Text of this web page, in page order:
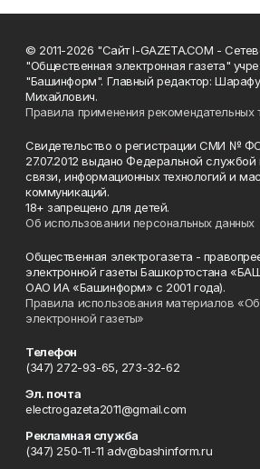
© 2011-2026 "Сайт I-GAZETA.COM -
"Общественная электронная газета"
"Башинформ". Главный редактор:
Михайлович.
Правила применения рекомендательных
Свидетельство о регистрации СМИ №
27.07.2012 выдано Федеральной
связи, информационных технологий и
коммуникаций.
18+ запрещено для детей.
Об использовании персональных данных
Общественная электрогазета -
электронной газеты Башкортостана
ОАО ИА «Башинформ» с 2001 года).
Правила использования материалов
электронной газеты»
Телефон
(347) 272-93-65, 273-32-62
Эл. почта
electrogazeta2011@gmail.com
Рекламная служба
(347) 250-11-11 adv@bashinform.ru